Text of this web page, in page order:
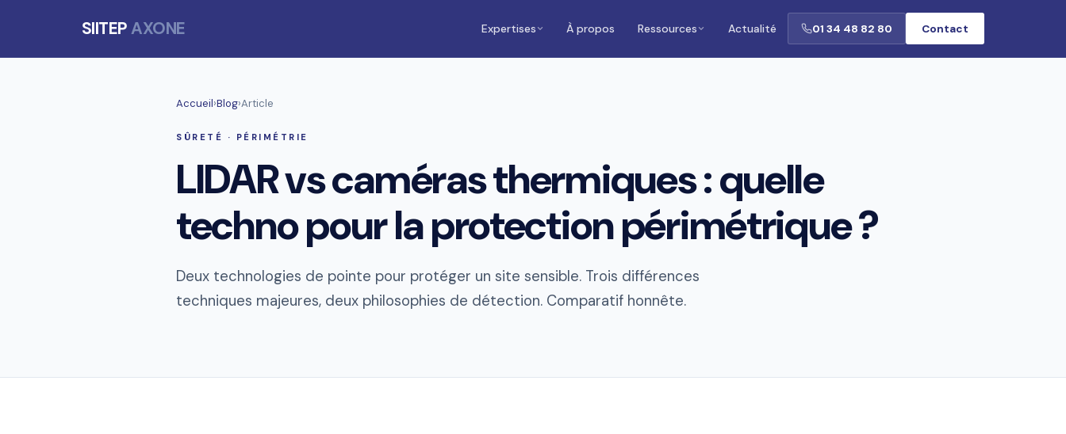
SIITEPAXONE Expertises À propos Ressources Actualité 01 34 48 82 80 Contact
Accueil›Blog›Article
SÛRETÉ · PÉRIMÉTRIE
LIDAR vs caméras thermiques : quelle
techno pour la protection périmétrique ?
Deux technologies de pointe pour protéger un site sensible. Trois différences
techniques majeures, deux philosophies de détection. Comparatif honnête.